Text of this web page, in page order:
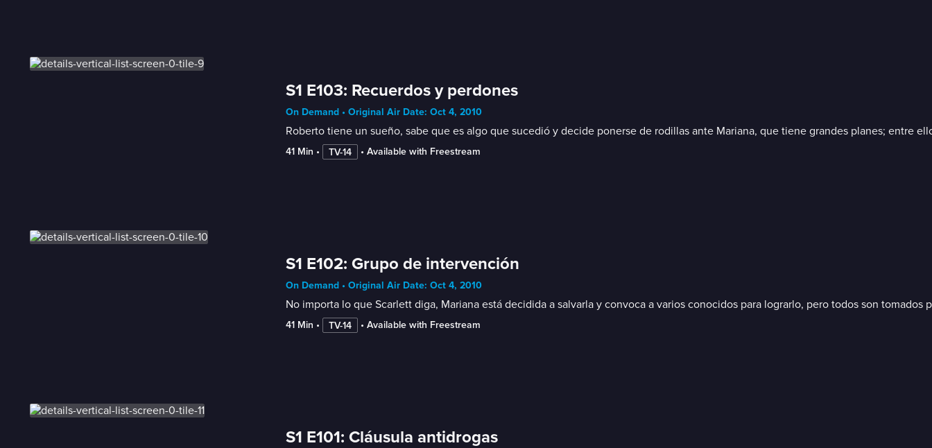
S1 E103: Recuerdos y perdones
On Demand • Original Air Date: Oct 4, 2010
Roberto tiene un sueño, sabe que es algo que sucedió y decide ponerse de rodillas ante Mariana, que tiene grandes planes; entre
41 Min • TV-14 • Available with Freestream
S1 E102: Grupo de intervención
On Demand • Original Air Date: Oct 4, 2010
No importa lo que Scarlett diga, Mariana está decidida a salvarla y convoca a varios conocidos para lograrlo, pero todos son tomados
41 Min • TV-14 • Available with Freestream
S1 E101: Cláusula antidrogas